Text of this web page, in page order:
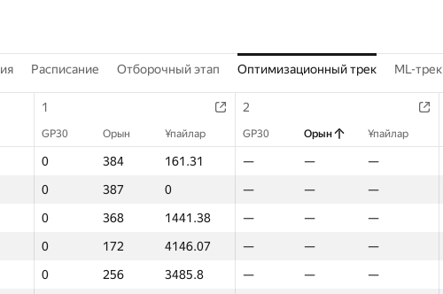
Расписание Отборочный этап Оптимизационный трек ML-трек
1 2
GP30 Орын Ұпайлар GP30 Орын Ұпайлар
0 384 161.31 — — —
0 387 0 — — —
0 368 1441.38 — — —
0 172 4146.07 — — —
0 256 3485.8 — — —